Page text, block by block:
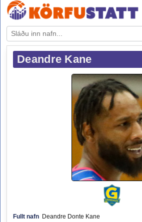
Deandre Kane
Fullt nafn Deandre Donte Kane